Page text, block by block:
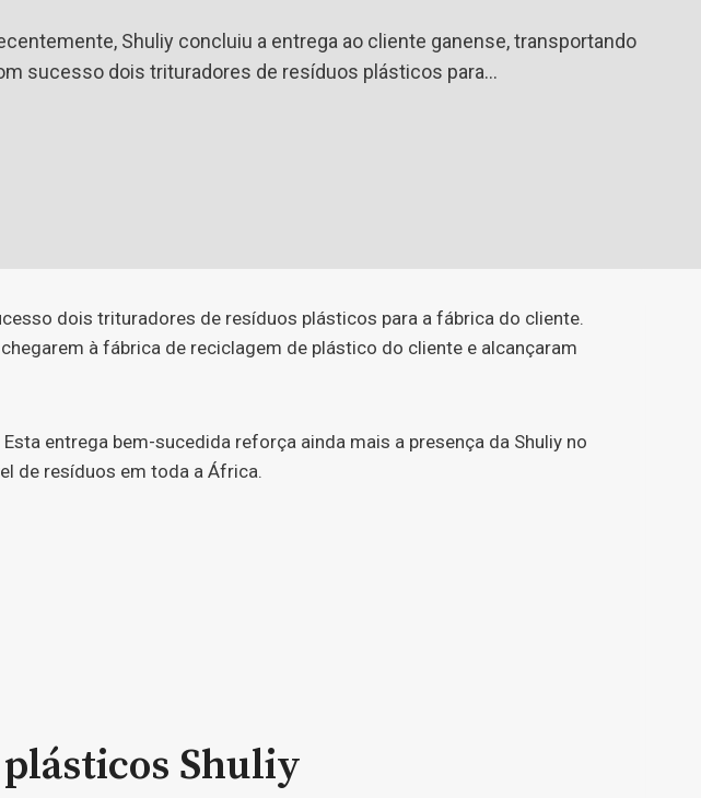
Shuliy concluiu a entrega ao cliente ganense, transportando
sucesso dois trituradores de resíduos plásticos para…
dois trituradores de resíduos plásticos para a fábrica do cliente.
à fábrica de reciclagem de plástico do cliente e alcançaram
entrega bem-sucedida reforça ainda mais a presença da Shuliy no
de resíduos em toda a África.
Shuliy